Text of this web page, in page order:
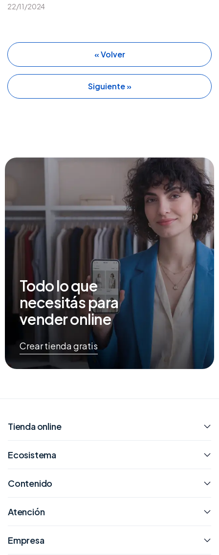
22/11/2024
« Volver
Siguiente »
Todo lo que
necesitás para
vender online
Crear tienda gratis
Tienda online
Ecosistema
Contenido
Atención
Empresa